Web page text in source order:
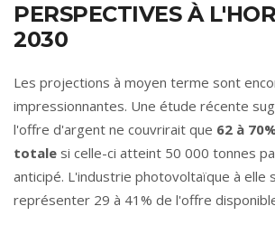
PERSPECTIVES À
2030
Les projections à moyen terme sont
impressionnantes. Une étude récente
l'offre d'argent ne couvrirait que 62 à
totale si celle-ci atteint 50 000 tonnes
anticipé. L'industrie photovoltaïque à elle
représenter 29 à 41% de l'offre